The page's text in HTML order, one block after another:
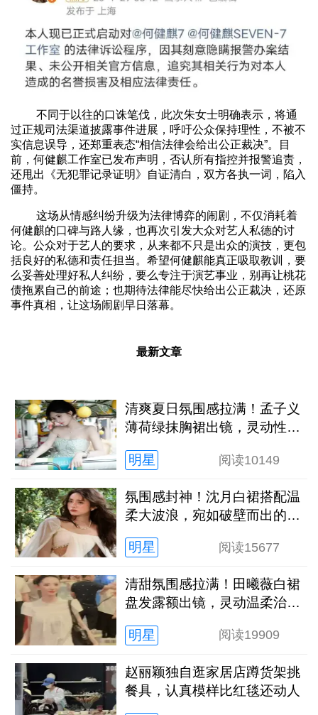
不同于以往的口诛笔伐，此次朱女士明确表示，将通
过正规司法渠道披露事件进展，呼吁公众保持理性，不被不
实信息误导，还郑重表态“相信法律会给出公正裁决”。目
前，何健麒工作室已发布声明，否认所有指控并报警追责，
还甩出《无犯罪记录证明》自证清白，双方各执一词，陷入
僵持。
这场从情感纠纷升级为法律博弈的闹剧，不仅消耗着
何健麒的口碑与路人缘，也再次引发大众对艺人私德的讨
论。公众对于艺人的要求，从来都不只是出众的演技，更包
括良好的私德和责任担当。希望何健麒能真正吸取教训，要
么妥善处理好私人纠纷，要么专注于演艺事业，别再让桃花
债拖累自己的前途；也期待法律能尽快给出公正裁决，还原
事件真相，让这场闹剧早日落幕。
最新文章
清爽夏日氛围感拉满！孟子义
薄荷绿抹胸裙出镜，灵动性感
明星
阅读10149
氛围感封神！沈月白裙搭配温
柔大波浪，宛如破壁而出的希
明星
阅读15677
清甜氛围感拉满！田曦薇白裙
盘发露额出镜，灵动温柔治愈
明星
阅读19909
赵丽颖独自逛家居店蹲货架挑
餐具，认真模样比红毯还动人